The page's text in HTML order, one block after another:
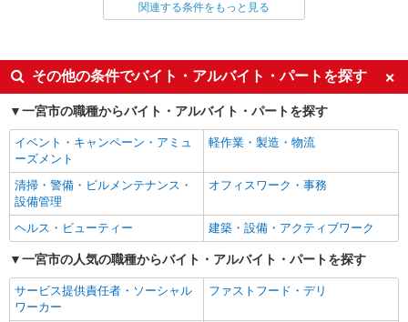
未経験歓迎
ミドル（40代～）活躍中
ボーナス・賞与あり
車通勤OK
交通費支給
社会保険あり
産休・育休取得実績あり
関連する条件をもっと見る
その他の条件でバイト・アルバイト・パートを探す
一宮市の職種からバイト・アルバイト・パートを探す
イベント・キャンペーン・アミュ
ーズメント
軽作業・製造・物流
清掃・警備・ビルメンテナンス・
設備管理
オフィスワーク・事務
ヘルス・ビューティー 建築・設備・アクティブワーク
一宮市の人気の職種からバイト・アルバイト・パートを探す
サービス提供責任者・ソーシャル
ワーカー
ファストフード・デリ